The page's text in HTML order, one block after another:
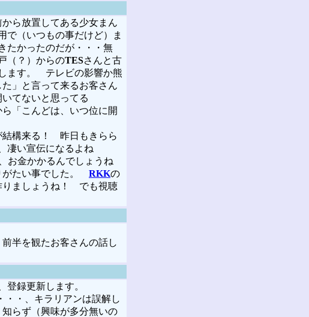
ら放置してある少女まん
（いつもの事だけど）ま
たかったのだが・・・無
（？）からのTESさんと古
ます。 テレビの影響か熊
」と言って来るお客さん
てないと思ってる
「こんどは、いつ位に開
構来る！ 昨日もきらら
凄い宣伝になるよね
お金かかるんでしょうね
がたい事でした。 RKKの
りましょうね！ でも視聴
半を観たお客さんの話し
録更新します。
・・、キラリアンは誤解し
らず（興味が多分無いの